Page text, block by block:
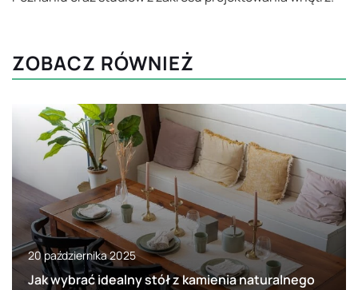
ZOBACZ RÓWNIEŻ
20 października 2025
Jak wybrać idealny stół z kamienia naturalnego